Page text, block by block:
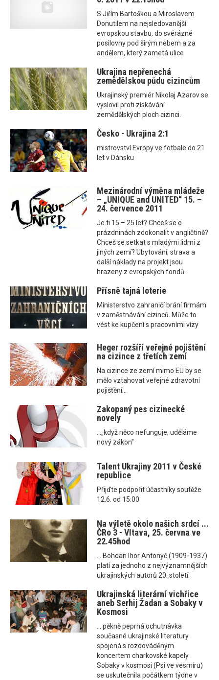
S Jiřím Bartoškou a Miroslavem
Donutilem na nejsledovanější
evropskou stavbu, do svérázné
posilovny pod širým nebem a za
andělem, který zametá ulice
Ukrajina nepřenechá
zemědělskou půdu cizincům
Ukrajinský premiér Nikolaj Azarov se
vyslovil proti získávání
zemědělských ploch cizinci.
Česko - Ukrajina 2:1
mistrovství Evropy ve fotbale do 21
let v Dánsku
Mezinárodní výměna mládeže
– „UNIQUE and UNITED“ 15. –
24. července 2011
Je ti 15 – 25 let? Chceš se o
prázdninách zdokonalit v angličtině?
Chceš se setkat s mladými lidmi z
jiných zemí? Ubytování, strava a
další náklady na projekt jsou
hrazeny z evropských fondů.
Přísně tajná loterie
Ministerstvo zahraničí brání firmám
v zaměstnávání cizinců. Může to
vést ke kupčení s pracovními vízy
Heger rozšíří veřejné pojištění
na cizince z třetích zemí
Na cizince ze zemí mimo EU by se
mělo vztahovat veřejné zdravotní
pojišťění...
Zakopaný pes cizinecké
novely
...„když něco nefunguje, uděláme
nový zákon"
Talent Ukrajiny 2011 v České
republice
Přijďte podpořit účastníky soutěže
12.6. od 15:00
Na výletě okolo našich srdcí ...
ČRo 3 - Vltava, 25. června ve
22.45hod
... Bohdan Ihor Antonyč (1909-1937)
platí za jednoho z nejvýznamnějších
ukrajinských autorů 20. století.
Ukrajinská literární vichřice
aneb Serhij Žadan a Sobaky v
Kosmosi
... pěkně peprná ochutnávka
současné ukrajinské literatury
spojená s rozdováděným
koncertem charkovské kapely
Sobaky v kosmosi (Psi ve vesmíru)
se uskutečnila počátkem týdne v